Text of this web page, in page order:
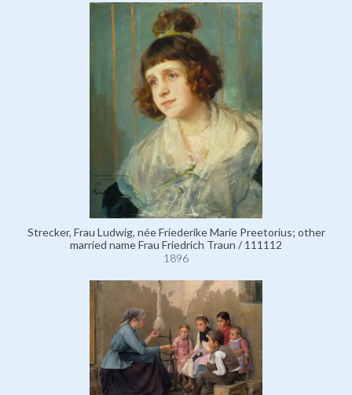
Strecker, Frau Ludwig, née Friederike Marie Preetorius; other
married name Frau Friedrich Traun / 111112
1896